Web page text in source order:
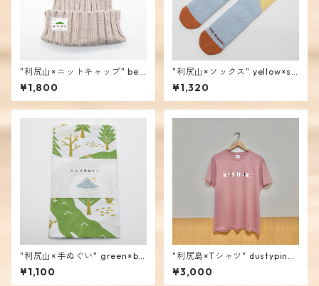
"利尻山×ニットキャップ" bei
ge / mencoiworks
¥1,800
"利尻山×ソックス" yellow×sk
yblue / mencoiworks
¥1,320
"利尻山×手ぬぐい" green×blu
e / mencoiworks
¥1,100
"利尻島×Tシャツ" dustypink
/ mencoiworks
¥3,000